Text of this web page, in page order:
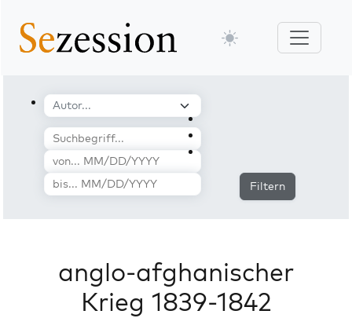
Filtern
anglo-afghanischer
Krieg 1839-1842